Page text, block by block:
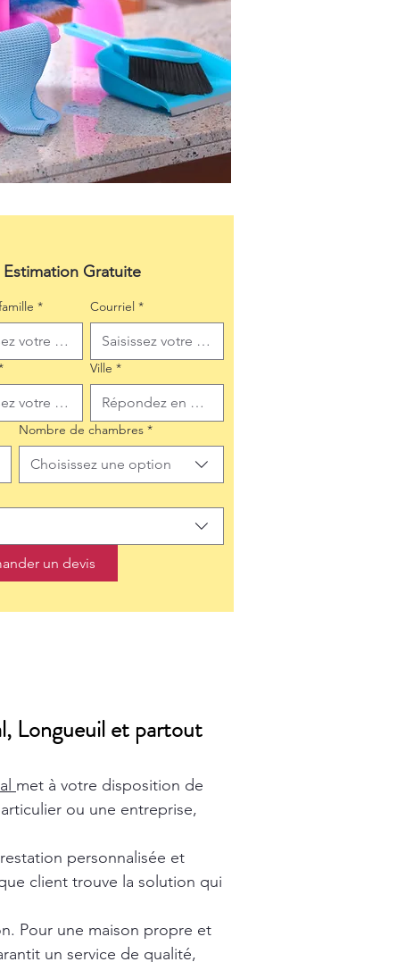
Gratuite
* Courriel *
Ville *
Nombre de chambres *
Choisissez une option
un devis
Longueuil et partout
met à votre disposition de
ou une entreprise,
personnalisée et
client trouve la solution qui
Pour une maison propre et
un service de qualité,